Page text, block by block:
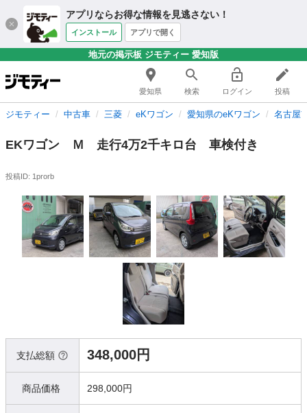
アプリならお得な情報を見逃さない！
インストール アプリで開く
地元の掲示板 ジモティー 愛知版
愛知県 検索 ログイン 投稿
ジモティー 中古車 三菱 eKワゴン 愛知県のeKワゴン 名古屋
EKワゴン Ｍ 走行4万2千キロ台 車検付き
投稿ID: 1prorb
支払総額 348,000円
商品価格 298,000円